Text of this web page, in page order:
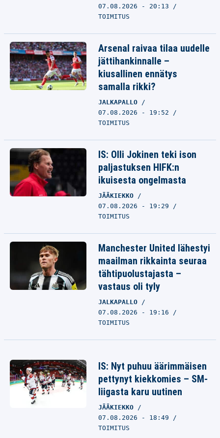
07.08.2026 - 20:13
TOIMITUS
Arsenal raivaa tilaa uudelle
jättihankinnalle –
kiusallinen ennätys
samalla rikki?
JALKAPALLO
07.08.2026 - 19:52
TOIMITUS
IS: Olli Jokinen teki ison
paljastuksen HIFK:n
ikuisesta ongelmasta
JÄÄKIEKKO
07.08.2026 - 19:29
TOIMITUS
Manchester United lähestyi
maailman rikkainta seuraa
tähtipuolustajasta –
vastaus oli tyly
JALKAPALLO
07.08.2026 - 19:16
TOIMITUS
IS: Nyt puhuu äärimmäisen
pettynyt kiekkomies – SM-
liigasta karu uutinen
JÄÄKIEKKO
07.08.2026 - 18:49
TOIMITUS